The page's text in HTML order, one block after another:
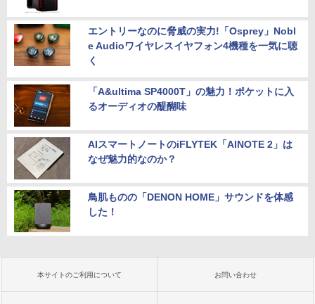
エントリーなのに脅威の実力!「Osprey」Nobl
e Audioワイヤレスイヤフォン4機種を一気に聴
く
「A&ultima SP4000T」の魅力！ポケットに入
るオーディオの醍醐味
AIスマートノートのiFLYTEK「AINOTE 2」は
なぜ魅力的なのか？
鳥肌ものの「DENON HOME」サウンドを体感
した！
本サイトのご利用について お問い合わせ